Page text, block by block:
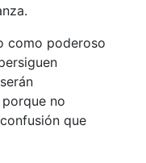
como poderoso
no
que